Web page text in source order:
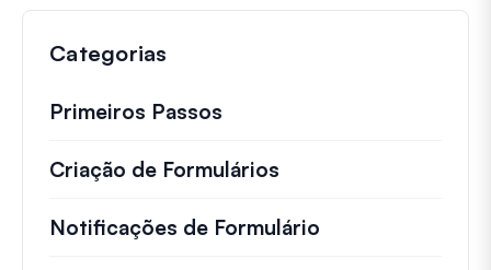
Categorias
Primeiros Passos
Criação de Formulários
Notificações de Formulário